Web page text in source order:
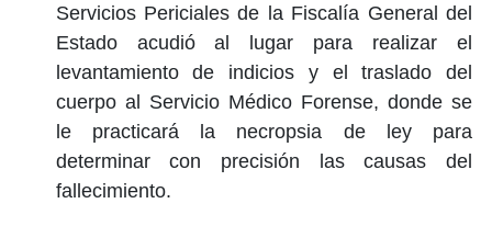
Servicios Periciales de la Fiscalía General del
Estado acudió al lugar para realizar el
levantamiento de indicios y el traslado del
cuerpo al Servicio Médico Forense, donde se
le practicará la necropsia de ley para
determinar con precisión las causas del
fallecimiento.